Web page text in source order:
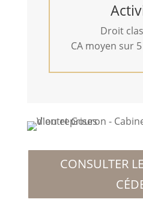
Droit
CA moyen sur
CONSULTER